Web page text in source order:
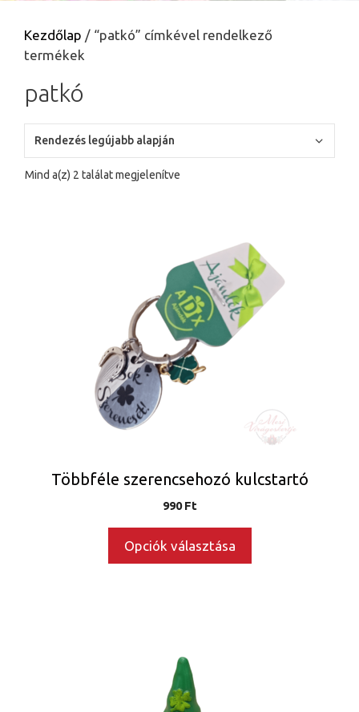
Kezdőlap / “patkó” címkével rendelkező
termékek
patkó
Mind a(z) 2 találat megjelenítve
Többféle szerencsehozó kulcstartó
990Ft
Opciók választása
termékoldalon